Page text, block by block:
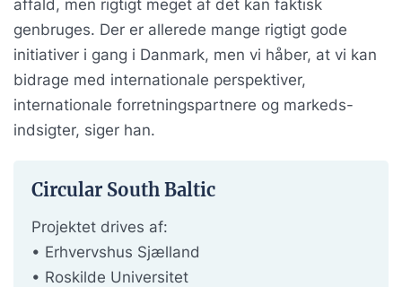
affald, men rigtigt meget af det kan faktisk
genbruges. Der er allerede mange rigtigt gode
initiativer i gang i Danmark, men vi håber, at vi kan
bidrage med internationale perspektiver,
internationale forretningspartnere og markeds-
indsigter, siger han.
Circular South Baltic
Projektet drives af:
• Erhvervshus Sjælland
• Roskilde Universitet